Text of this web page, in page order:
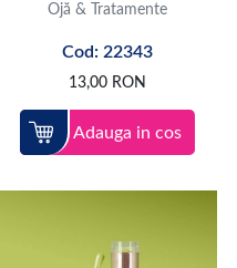
Ojă & Tratamente
Cod: 22343
13,00 RON
Adauga in cos